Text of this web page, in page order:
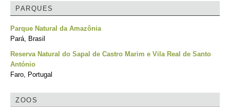
PARQUES
Parque Natural da Amazônia
Pará, Brasil
Reserva Natural do Sapal de Castro Marim e Vila Real de Santo
António
Faro, Portugal
ZOOS